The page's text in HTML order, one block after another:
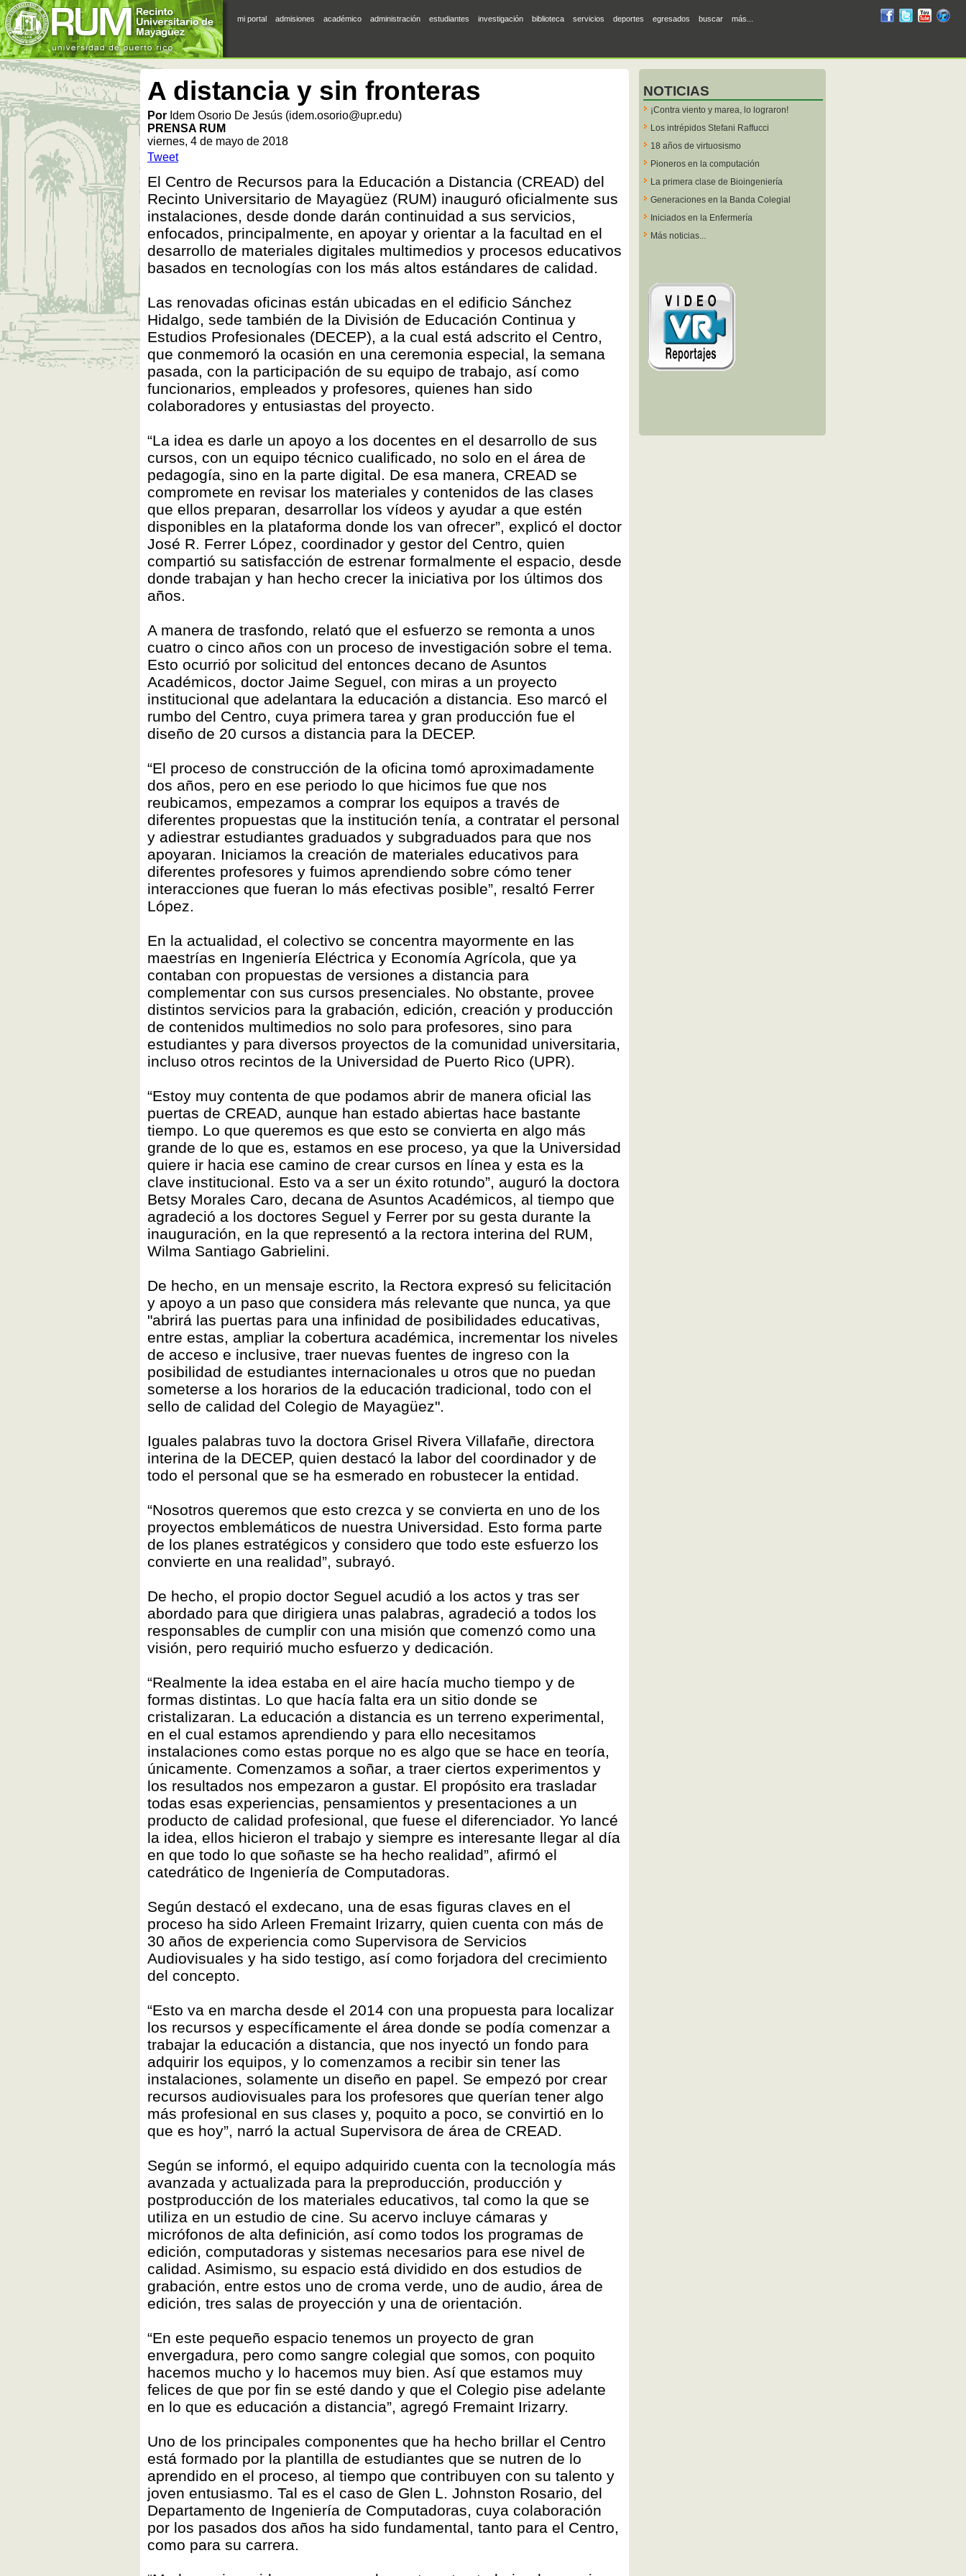
mi portal admisiones académico administración estudiantes investigación biblioteca servicios deportes egresados buscar más...
RUMRUMRUM
A distancia y sin fronteras
Por Idem Osorio De Jesús (idem.osorio@upr.edu)
PRENSA RUM
viernes, 4 de mayo de 2018
Tweet
El Centro de Recursos para la Educación a Distancia (CREAD) del
Recinto Universitario de Mayagüez (RUM) inauguró oficialmente sus
instalaciones, desde donde darán continuidad a sus servicios,
enfocados, principalmente, en apoyar y orientar a la facultad en el
desarrollo de materiales digitales multimedios y procesos educativos
basados en tecnologías con los más altos estándares de calidad.
Las renovadas oficinas están ubicadas en el edificio Sánchez
Hidalgo, sede también de la División de Educación Continua y
Estudios Profesionales (DECEP), a la cual está adscrito el Centro,
que conmemoró la ocasión en una ceremonia especial, la semana
pasada, con la participación de su equipo de trabajo, así como
funcionarios, empleados y profesores, quienes han sido
colaboradores y entusiastas del proyecto.
“La idea es darle un apoyo a los docentes en el desarrollo de sus
cursos, con un equipo técnico cualificado, no solo en el área de
pedagogía, sino en la parte digital. De esa manera, CREAD se
compromete en revisar los materiales y contenidos de las clases
que ellos preparan, desarrollar los vídeos y ayudar a que estén
disponibles en la plataforma donde los van ofrecer”, explicó el doctor
José R. Ferrer López, coordinador y gestor del Centro, quien
compartió su satisfacción de estrenar formalmente el espacio, desde
donde trabajan y han hecho crecer la iniciativa por los últimos dos
años.
A manera de trasfondo, relató que el esfuerzo se remonta a unos
cuatro o cinco años con un proceso de investigación sobre el tema.
Esto ocurrió por solicitud del entonces decano de Asuntos
Académicos, doctor Jaime Seguel, con miras a un proyecto
institucional que adelantara la educación a distancia. Eso marcó el
rumbo del Centro, cuya primera tarea y gran producción fue el
diseño de 20 cursos a distancia para la DECEP.
“El proceso de construcción de la oficina tomó aproximadamente
dos años, pero en ese periodo lo que hicimos fue que nos
reubicamos, empezamos a comprar los equipos a través de
diferentes propuestas que la institución tenía, a contratar el personal
y adiestrar estudiantes graduados y subgraduados para que nos
apoyaran. Iniciamos la creación de materiales educativos para
diferentes profesores y fuimos aprendiendo sobre cómo tener
interacciones que fueran lo más efectivas posible”, resaltó Ferrer
López.
En la actualidad, el colectivo se concentra mayormente en las
maestrías en Ingeniería Eléctrica y Economía Agrícola, que ya
contaban con propuestas de versiones a distancia para
complementar con sus cursos presenciales. No obstante, provee
distintos servicios para la grabación, edición, creación y producción
de contenidos multimedios no solo para profesores, sino para
estudiantes y para diversos proyectos de la comunidad universitaria,
incluso otros recintos de la Universidad de Puerto Rico (UPR).
“Estoy muy contenta de que podamos abrir de manera oficial las
puertas de CREAD, aunque han estado abiertas hace bastante
tiempo. Lo que queremos es que esto se convierta en algo más
grande de lo que es, estamos en ese proceso, ya que la Universidad
quiere ir hacia ese camino de crear cursos en línea y esta es la
clave institucional. Esto va a ser un éxito rotundo”, auguró la doctora
Betsy Morales Caro, decana de Asuntos Académicos, al tiempo que
agradeció a los doctores Seguel y Ferrer por su gesta durante la
inauguración, en la que representó a la rectora interina del RUM,
Wilma Santiago Gabrielini.
De hecho, en un mensaje escrito, la Rectora expresó su felicitación
y apoyo a un paso que considera más relevante que nunca, ya que
"abrirá las puertas para una infinidad de posibilidades educativas,
entre estas, ampliar la cobertura académica, incrementar los niveles
de acceso e inclusive, traer nuevas fuentes de ingreso con la
posibilidad de estudiantes internacionales u otros que no puedan
someterse a los horarios de la educación tradicional, todo con el
sello de calidad del Colegio de Mayagüez".
Iguales palabras tuvo la doctora Grisel Rivera Villafañe, directora
interina de la DECEP, quien destacó la labor del coordinador y de
todo el personal que se ha esmerado en robustecer la entidad.
“Nosotros queremos que esto crezca y se convierta en uno de los
proyectos emblemáticos de nuestra Universidad. Esto forma parte
de los planes estratégicos y considero que todo este esfuerzo los
convierte en una realidad”, subrayó.
De hecho, el propio doctor Seguel acudió a los actos y tras ser
abordado para que dirigiera unas palabras, agradeció a todos los
responsables de cumplir con una misión que comenzó como una
visión, pero requirió mucho esfuerzo y dedicación.
“Realmente la idea estaba en el aire hacía mucho tiempo y de
formas distintas. Lo que hacía falta era un sitio donde se
cristalizaran. La educación a distancia es un terreno experimental,
en el cual estamos aprendiendo y para ello necesitamos
instalaciones como estas porque no es algo que se hace en teoría,
únicamente. Comenzamos a soñar, a traer ciertos experimentos y
los resultados nos empezaron a gustar. El propósito era trasladar
todas esas experiencias, pensamientos y presentaciones a un
producto de calidad profesional, que fuese el diferenciador. Yo lancé
la idea, ellos hicieron el trabajo y siempre es interesante llegar al día
en que todo lo que soñaste se ha hecho realidad”, afirmó el
catedrático de Ingeniería de Computadoras.
Según destacó el exdecano, una de esas figuras claves en el
proceso ha sido Arleen Fremaint Irizarry, quien cuenta con más de
30 años de experiencia como Supervisora de Servicios
Audiovisuales y ha sido testigo, así como forjadora del crecimiento
del concepto.
“Esto va en marcha desde el 2014 con una propuesta para localizar
los recursos y específicamente el área donde se podía comenzar a
trabajar la educación a distancia, que nos inyectó un fondo para
adquirir los equipos, y lo comenzamos a recibir sin tener las
instalaciones, solamente un diseño en papel. Se empezó por crear
recursos audiovisuales para los profesores que querían tener algo
más profesional en sus clases y, poquito a poco, se convirtió en lo
que es hoy”, narró la actual Supervisora de área de CREAD.
Según se informó, el equipo adquirido cuenta con la tecnología más
avanzada y actualizada para la preproducción, producción y
postproducción de los materiales educativos, tal como la que se
utiliza en un estudio de cine. Su acervo incluye cámaras y
micrófonos de alta definición, así como todos los programas de
edición, computadoras y sistemas necesarios para ese nivel de
calidad. Asimismo, su espacio está dividido en dos estudios de
grabación, entre estos uno de croma verde, uno de audio, área de
edición, tres salas de proyección y una de orientación.
“En este pequeño espacio tenemos un proyecto de gran
envergadura, pero como sangre colegial que somos, con poquito
hacemos mucho y lo hacemos muy bien. Así que estamos muy
felices de que por fin se esté dando y que el Colegio pise adelante
en lo que es educación a distancia”, agregó Fremaint Irizarry.
Uno de los principales componentes que ha hecho brillar el Centro
está formado por la plantilla de estudiantes que se nutren de lo
aprendido en el proceso, al tiempo que contribuyen con su talento y
joven entusiasmo. Tal es el caso de Glen L. Johnston Rosario, del
Departamento de Ingeniería de Computadoras, cuya colaboración
por los pasados dos años ha sido fundamental, tanto para el Centro,
como para su carrera.
NOTICIAS
¡Contra viento y marea, lo lograron!
Los intrépidos Stefani Raffucci
18 años de virtuosismo
Pioneros en la computación
La primera clase de Bioingeniería
Generaciones en la Banda Colegial
Iniciados en la Enfermería
Más noticias...